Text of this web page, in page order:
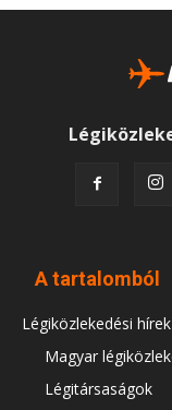
A tartalomból
Légiközlekedési hírek
Magyar
Légitársaságok